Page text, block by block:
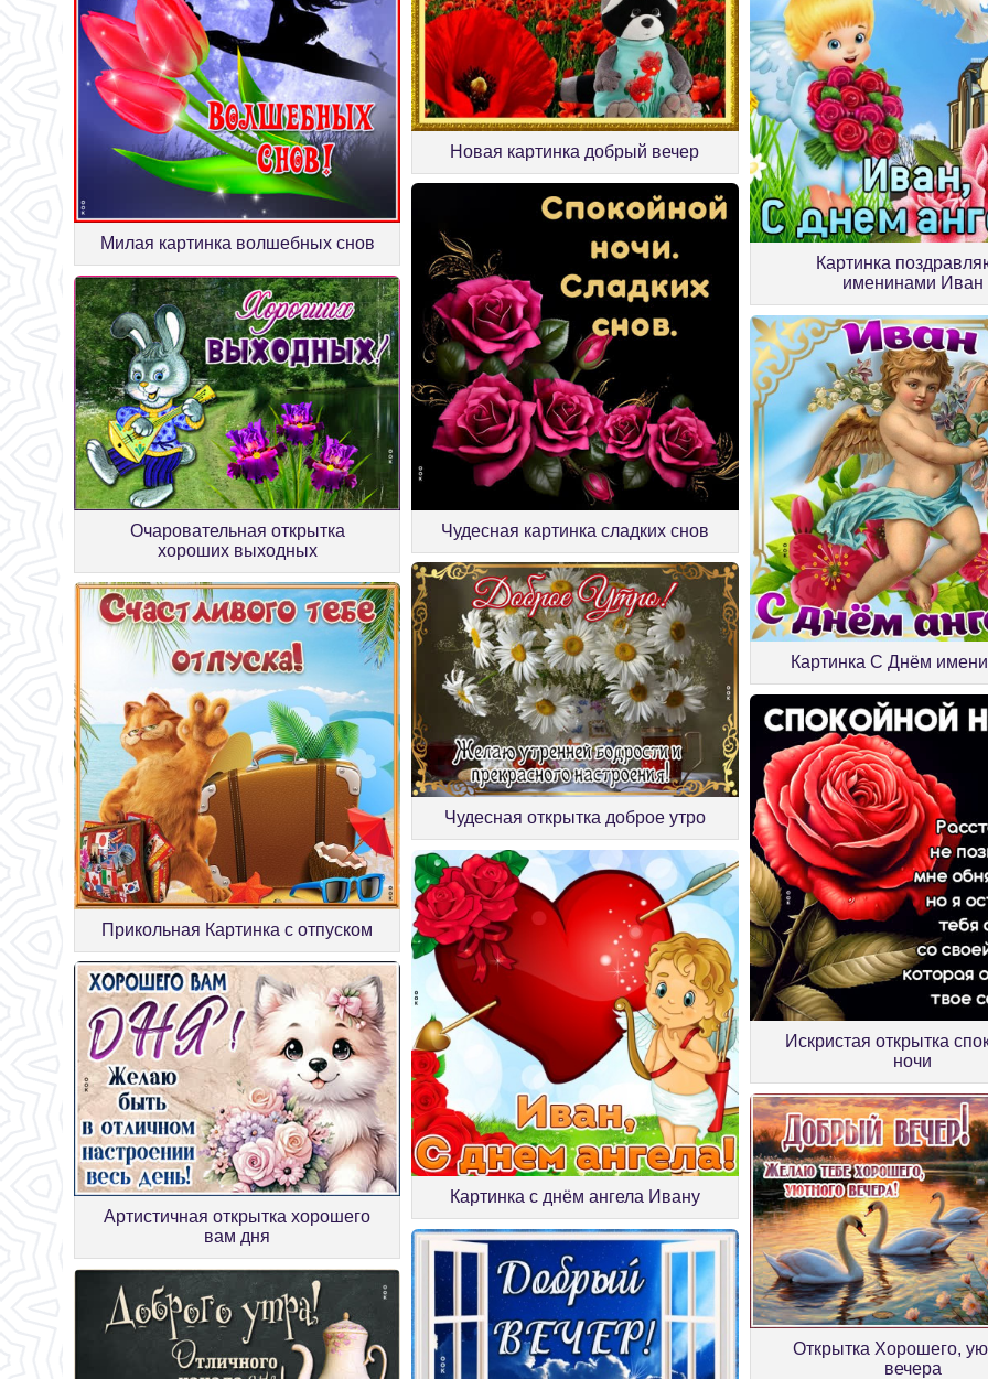
Милая картинка волшебных снов
Новая картинка добрый вечер
Картинка
именинами Иван
Очаровательная открытка
хороших выходных
Чудесная картинка сладких снов
Картинка С Днём
Прикольная Картинка с отпуском
Чудесная открытка доброе утро
Искристая открытка
ночи
Артистичная открытка хорошего
вам дня
Картинка с днём ангела Ивану
Открытка Хорошего,
вечера